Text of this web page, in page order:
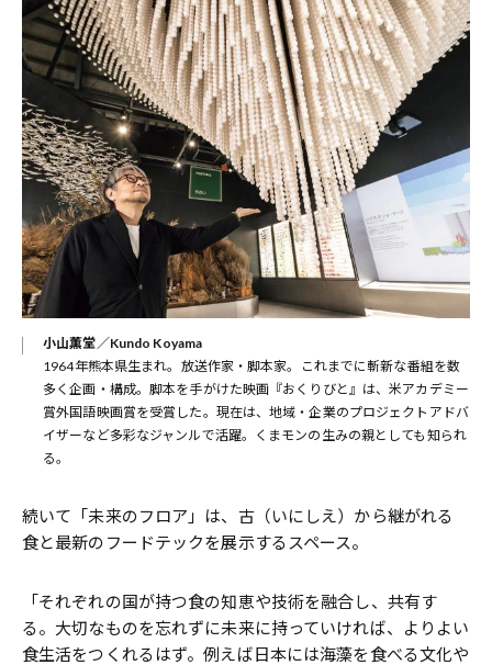
小山薫堂／Kundo Koyama
1964年熊本県生まれ。放送作家・脚本家。これまでに斬新な番組を数
多く企画・構成。脚本を手がけた映画『おくりびと』は、米アカデミー
賞外国語映画賞を受賞した。現在は、地域・企業のプロジェクトアドバ
イザーなど多彩なジャンルで活躍。くまモンの生みの親としても知られ
る。
続いて「未来のフロア」は、古（いにしえ）から継がれる
食と最新のフードテックを展示するスペース。
「それぞれの国が持つ食の知恵や技術を融合し、共有す
る。大切なものを忘れずに未来に持っていければ、よりよい
食生活をつくれるはず。例えば日本には海藻を食べる文化や